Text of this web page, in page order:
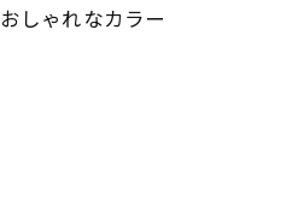
しゃれなカラー